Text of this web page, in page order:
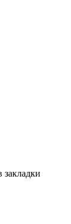
закладки